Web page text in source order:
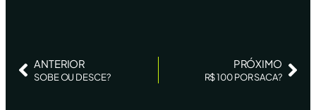
ANTERIOR
SOBE OU DESCE?
PRÓXIMO
R$ 100 POR SACA?